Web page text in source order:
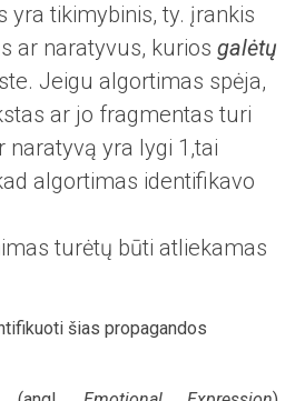
tikimybinis, ty. įrankis
ar naratyvus, kurios galėtų
Jeigu algortimas spėja,
ar jo fragmentas turi
naratyvą yra lygi 1,tai
algortimas identifikavo
turėtų būti atliekamas
šias propagandos